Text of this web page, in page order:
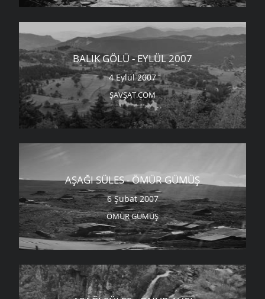
BALIK GÖLÜ - EYLÜL 2007
4 Eylül 2007
ŞAVŞAT.COM
AŞAĞI SÜLES - ÖMÜR GÜMÜŞ
6 Şubat 2007
ÖMÜR GÜMÜŞ